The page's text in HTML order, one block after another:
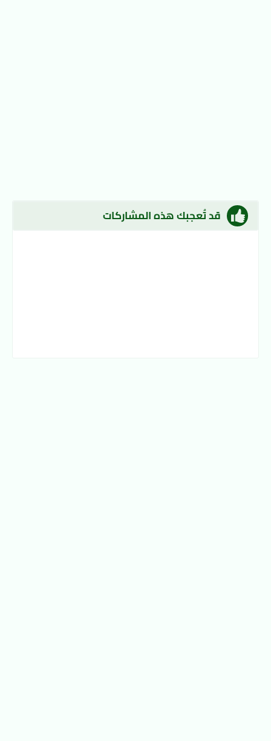
قد تُعجبك هذه المشاركات